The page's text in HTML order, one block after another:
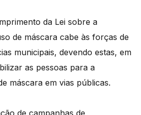
da Lei sobre a
de máscara cabe às forças de
municipais, devendo estas, em
as pessoas para a
máscara em vias públicas.